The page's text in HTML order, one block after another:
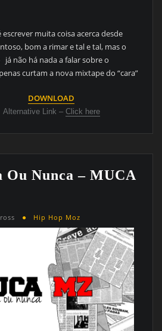
escrever muita coisa acerca desde
bom a rimar e tal e tal, mas o
não há nada a falar sobre o
curtam a nova mixtape do “cara”
DOWNLOAD
Alternative Link – Click here
Ou Nunca – MUCA
Hip Hop Moz